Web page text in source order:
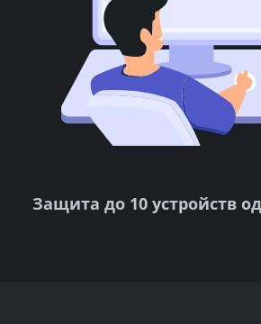
Защита до 10 устройств